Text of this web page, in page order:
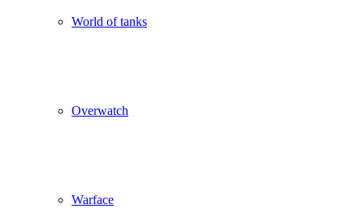
World of tanks
Overwatch
Warface